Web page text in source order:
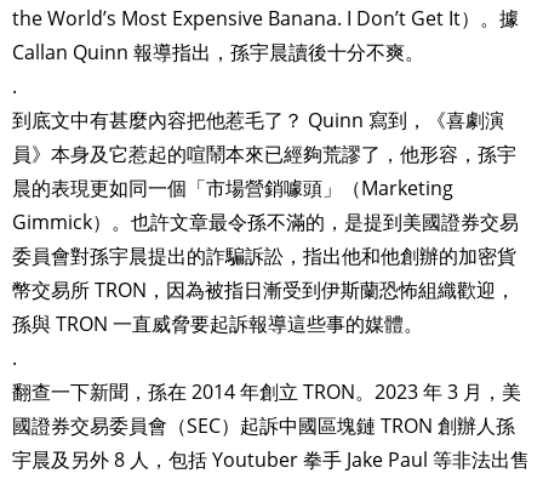
the World’s Most Expensive Banana. I Don’t Get It）。據
Callan Quinn 報導指出，孫宇晨讀後十分不爽。
.
到底文中有甚麼內容把他惹毛了？ Quinn 寫到，《喜劇演
員》本身及它惹起的喧鬧本來已經夠荒謬了，他形容，孫宇
晨的表現更如同一個「市場營銷噱頭」（Marketing
Gimmick）。也許文章最令孫不滿的，是提到美國證券交易
委員會對孫宇晨提出的詐騙訴訟，指出他和他創辦的加密貨
幣交易所 TRON，因為被指日漸受到伊斯蘭恐怖組織歡迎，
孫與 TRON 一直威脅要起訴報導這些事的媒體。
.
翻查一下新聞，孫在 2014 年創立 TRON。2023 年 3 月，美
國證券交易委員會（SEC）起訴中國區塊鏈 TRON 創辦人孫
宇晨及另外 8 人，包括 Youtuber 拳手 Jake Paul 等非法出售